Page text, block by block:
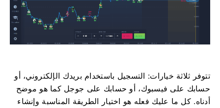
تتوفر ثلاثة خيارات: التسجيل باستخدام بريدك الإلكتروني، أو
حسابك على فيسبوك، أو حسابك على جوجل كما هو موضح
أدناه. كل ما عليك فعله هو اختيار الطريقة المناسبة وإنشاء